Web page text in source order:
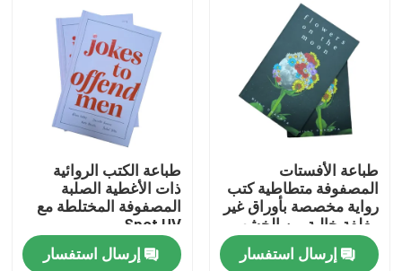
بيت
منتجات
معلومات عنا
الموارد
طباعة الأفستات
المصفوفة متطاطية كتب
رواية مخصصة بأوراق غير
مغلفة خالية من الخشب
إرسال استفسار
طباعة الكتب الروائية
ذات الأغطية الصلبة
المصفوفة المختلطة مع
Spot UV
إرسال استفسار